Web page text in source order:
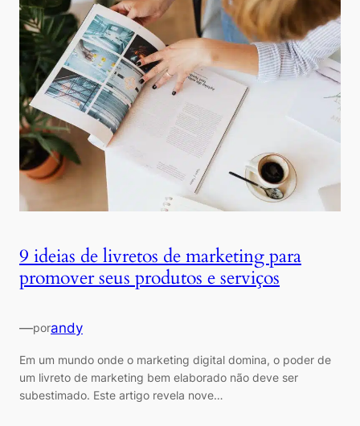
9 ideias de livretos de marketing para
promover seus produtos e serviços
—porandy
Em um mundo onde o marketing digital domina, o poder de
um livreto de marketing bem elaborado não deve ser
subestimado. Este artigo revela nove…